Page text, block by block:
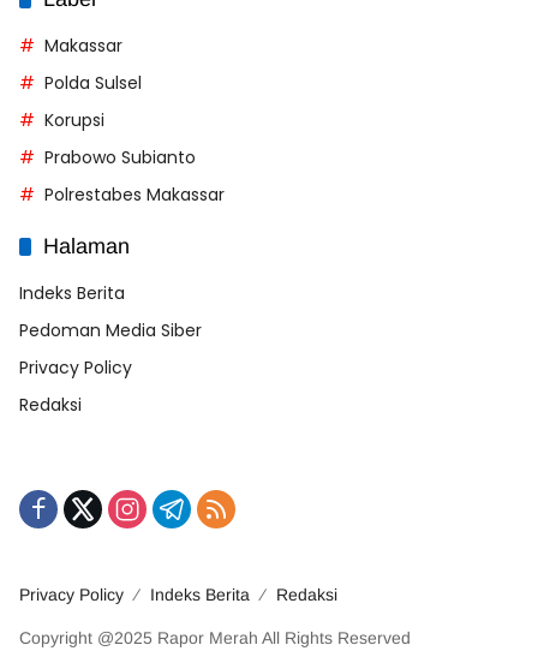
Makassar
Polda Sulsel
Korupsi
Prabowo Subianto
Polrestabes Makassar
Halaman
Indeks Berita
Pedoman Media Siber
Privacy Policy
Redaksi
Privacy Policy Indeks Berita Redaksi
Copyright @2025 Rapor Merah All Rights Reserved